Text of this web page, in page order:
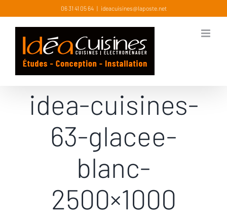
to
content
06 31 41 05 64 | ideacuisines@laposte.net
idea-cuisines-
63-glacee-
blanc-
2500×1000